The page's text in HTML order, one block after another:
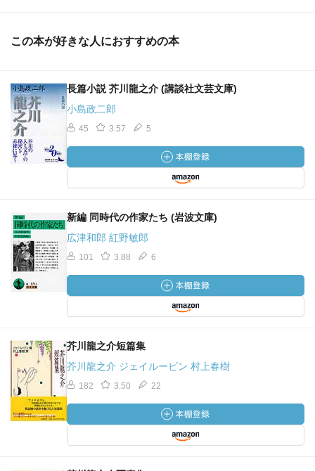
この本が好きな人におすすめの本
長篇小説 芥川龍之介 (講談社文芸文庫)
小島政二郎
45 3.57 5
新編 同時代の作家たち (岩波文庫)
広津和郎 紅野敏郎
101 3.88 6
芥川龍之介短篇集
芥川龍之介 ジェイルービン 村上春樹
182 3.50 22